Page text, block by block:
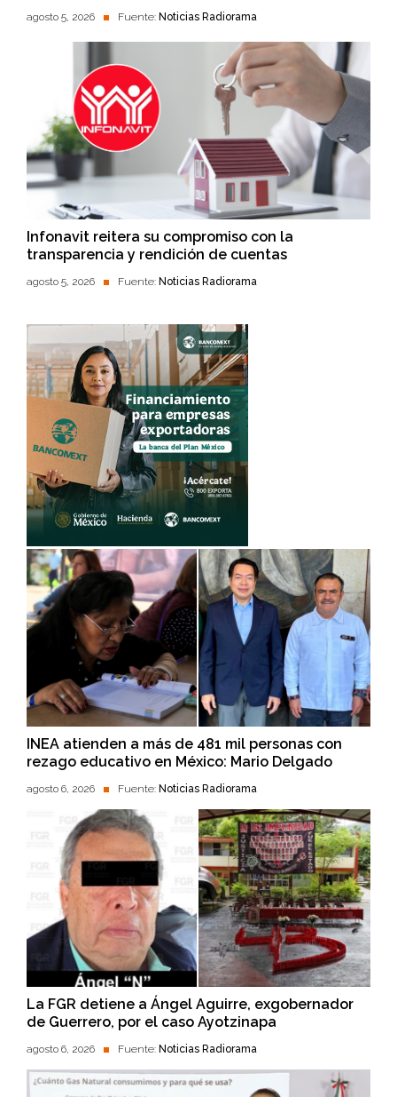
agosto 5, 2026 Fuente: Noticias Radiorama
Infonavit reitera su compromiso con la
transparencia y rendición de cuentas
agosto 5, 2026 Fuente: Noticias Radiorama
INEA atienden a más de 481 mil personas con
rezago educativo en México: Mario Delgado
agosto 6, 2026 Fuente: Noticias Radiorama
La FGR detiene a Ángel Aguirre, exgobernador
de Guerrero, por el caso Ayotzinapa
agosto 6, 2026 Fuente: Noticias Radiorama